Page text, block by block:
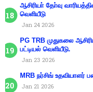
ஆசிரியா் தோ்வு
வெளியீடு
Jan 24 2026
PG TRB முதுகலை
பட்டியல் வெளியீடு.
Jan 23 2026
MRB நர்சிங் உதவியாளர்
Jan 21 2026